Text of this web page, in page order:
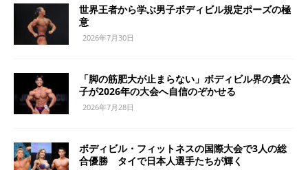
世界王者から学ぶ男子ボディビル規定ポーズの極
意
2026年7月30日
「脚の筋肥大が止まらない」ボディビル界の貴公
子が2026年の大会へ自信のぞかせる
2026年7月28日
ボディビル・フィットネスの国際大会で3人の総
合優勝 タイで日本人選手たちが輝く